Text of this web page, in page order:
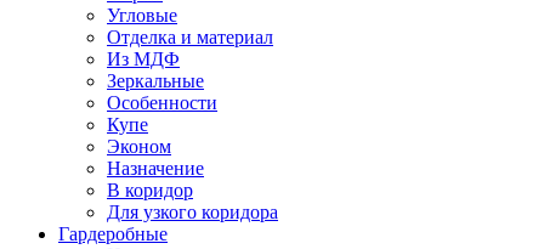
Угловые
Отделка и материал
Из МДФ
Зеркальные
Особенности
Купе
Эконом
Назначение
В коридор
Для узкого коридора
Гардеробные